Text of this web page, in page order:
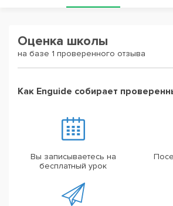
Оценка школы
на базе 1 проверенного отзыва
Как Enguide собирает
Вы записываетесь на
бесплатный урок